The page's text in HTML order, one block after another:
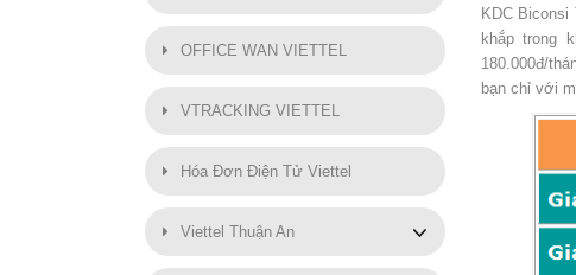
OFFICE WAN VIETTEL
VTRACKING VIETTEL
Hóa Đơn Điện Tử Viettel
Viettel Thuận An
KDC
khắp trong
180.000đ/
bạn chỉ với